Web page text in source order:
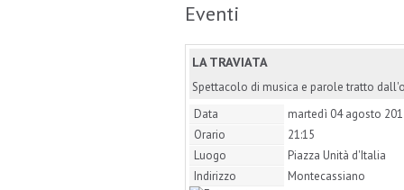
Eventi
LA TRAVIATA
Spettacolo di musica e parole tratto
Data
martedì 04 agosto
Orario
21:15
Luogo
Piazza Unità d'Italia
Indirizzo
Montecassiano